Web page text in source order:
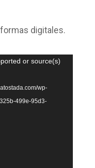
digitales.
or source(s)
wp-
499e-95d3-